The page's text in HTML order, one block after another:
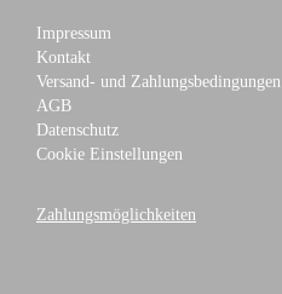
Impressum
Kontakt
Versand- und Zahlungsbedingungen
AGB
Datenschutz
Cookie Einstellungen
Zahlungsmöglichkeiten